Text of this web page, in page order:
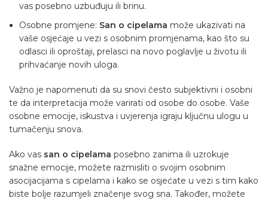
vas posebno uzbuđuju ili brinu.
Osobne promjene: San o cipelama može ukazivati na
vaše osjećaje u vezi s osobnim promjenama, kao što su
odlasci ili oproštaji, prelasci na novo poglavlje u životu ili
prihvaćanje novih uloga.
Važno je napomenuti da su snovi često subjektivni i osobni
te da interpretacija može varirati od osobe do osobe. Vaše
osobne emocije, iskustva i uvjerenja igraju ključnu ulogu u
tumačenju snova.
Ako vas san o cipelama posebno zanima ili uzrokuje
snažne emocije, možete razmisliti o svojim osobnim
asocijacijama s cipelama i kako se osjećate u vezi s tim kako
biste bolje razumjeli značenje svog sna. Također, možete